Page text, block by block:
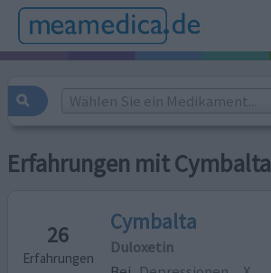
Wählen Sie ein Medikament...
Erfahrungen mit Cymbalta
26
Erfahrungen
Cymbalta
Duloxetin